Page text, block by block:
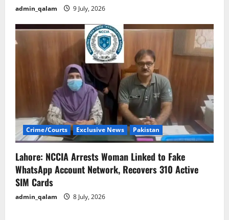
admin_qalam 9 July, 2026
Crime/Courts Exclusive News Pakistan
Lahore: NCCIA Arrests Woman Linked to Fake
WhatsApp Account Network, Recovers 310 Active
SIM Cards
admin_qalam 8 July, 2026